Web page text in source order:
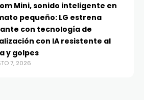
Mini, sonido inteligente en
pequeño: LG estrena
con tecnología de
con IA resistente al
y golpes
7, 2026